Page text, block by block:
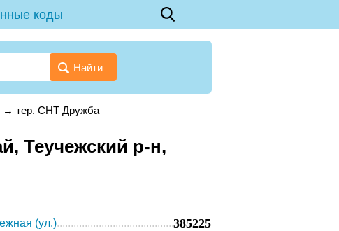
коды
Найти
→ тер. СНТ Дружба
Теучежский р-н,
(ул.) 385225